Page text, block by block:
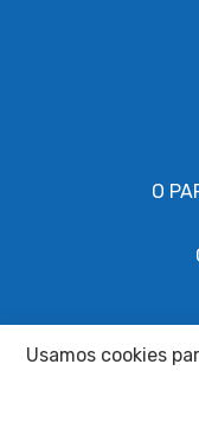
O
Usamos cookies